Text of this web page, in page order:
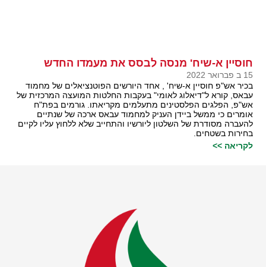
חוסיין א-שיח' מנסה לבסס את מעמדו החדש
15 ב פברואר 2022
בכיר אש"פ חוסיין א-שיח' , אחד היורשים הפוטנציאלים של מחמוד
עבאס, קורא ל"דיאלוג לאומי" בעקבות החלטות המועצה המרכזית של
אש"פ, הפלגים הפלסטינים מתעלמים מקריאתו. גורמים בפת"ח
אומרים כי ממשל ביידן העניק למחמוד עבאס ארכה של שנתיים
להעברה מסודרת של השלטון ליורשיו והתחייב שלא ללחוץ עליו לקיים
בחירות בשטחים.
לקריאה >>